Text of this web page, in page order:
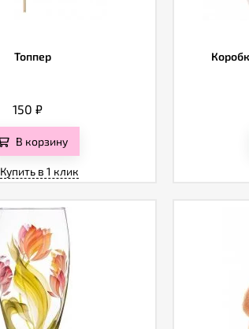
Топпер
150 ₽
В корзину
Купить в 1 клик